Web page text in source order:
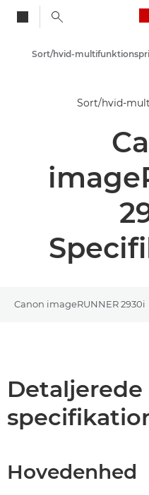
Løsninger og services
Sort/hvid-
Canon imageRUNNER 2930i
Detaljerede
Hovedenhed